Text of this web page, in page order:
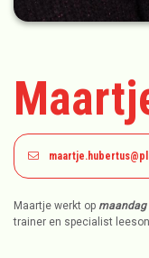
Maartje werkt op maandag
trainer en specialist